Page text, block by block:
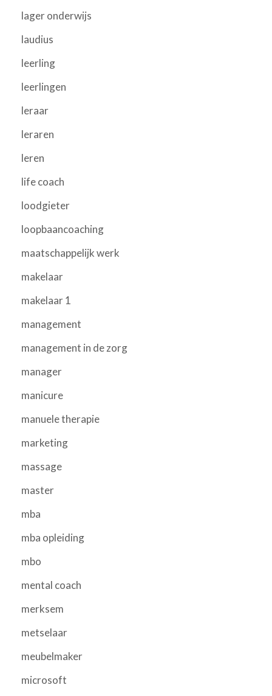
lager onderwijs
laudius
leerling
leerlingen
leraar
leraren
leren
life coach
loodgieter
loopbaancoaching
maatschappelijk werk
makelaar
makelaar 1
management
management in de zorg
manager
manicure
manuele therapie
marketing
massage
master
mba
mba opleiding
mbo
mental coach
merksem
metselaar
meubelmaker
microsoft